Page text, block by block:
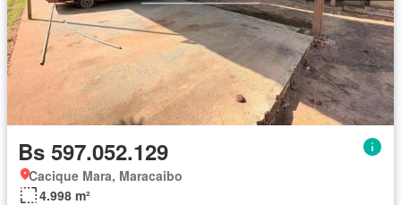
Bs 597.052.129
Cacique Mara, Maracaibo
4.998 m²